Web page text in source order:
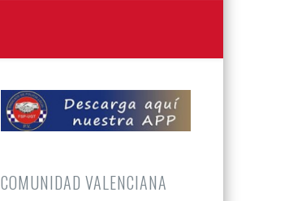
COMUNIDAD VALENCIANA